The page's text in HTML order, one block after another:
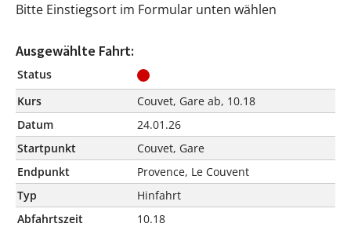
Bitte Einstiegsort im Formular unten wählen
Ausgewählte Fahrt:
Status
Kurs
Couvet, Gare ab, 10.18
Datum
24.01.26
Startpunkt
Couvet, Gare
Endpunkt
Provence, Le Couvent
Typ
Hinfahrt
Abfahrtszeit
10.18